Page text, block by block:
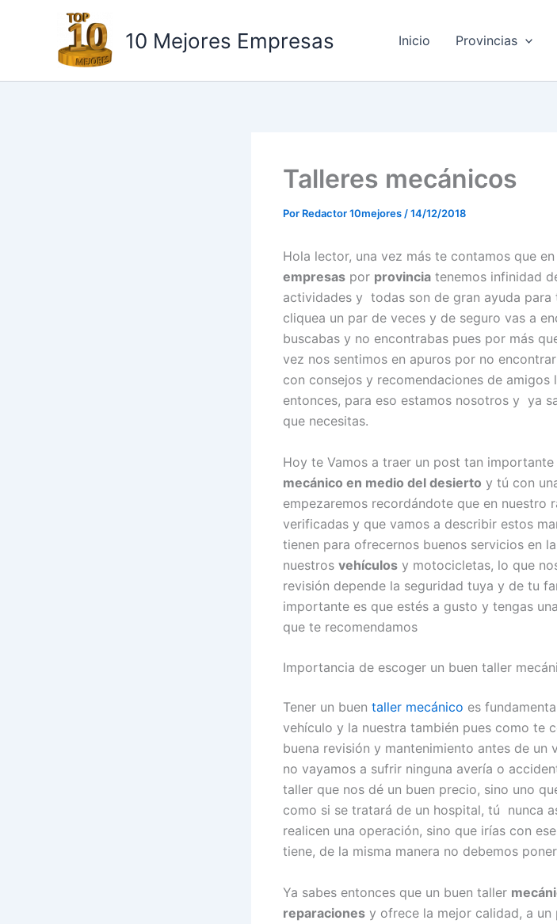
contenido
10 Mejores Empresas Inicio Provincias
Talleres mecánicos
Por Redactor 10mejores /14/12/2018
Hola lector, una vez más te contamos que
empresas por provincia tenemos infinidad
actividades y todas son de gran ayuda para
cliquea un par de veces y de seguro vas a
buscabas y no encontrabas pues por más
vez nos sentimos en apuros por no
con consejos y recomendaciones de
entonces, para eso estamos nosotros y ya
que necesitas.
Hoy te Vamos a traer un post tan
mecánico en medio del desierto y tú con
empezaremos recordándote que en nuestro
verificadas y que vamos a describir estos
tienen para ofrecernos buenos servicios en
nuestros vehículos y motocicletas, lo que
revisión depende la seguridad tuya y de tu
importante es que estés a gusto y tengas
que te recomendamos
Importancia de escoger un buen taller
Tener un buen taller mecánico es
vehículo y la nuestra también pues como te
buena revisión y mantenimiento antes de
no vayamos a sufrir ninguna avería o
taller que nos dé un buen precio, sino uno
como si se tratará de un hospital, tú nunca
realicen una operación, sino que irías con
tiene, de la misma manera no debemos
Ya sabes entonces que un buen taller
reparaciones y ofrece la mejor calidad, a